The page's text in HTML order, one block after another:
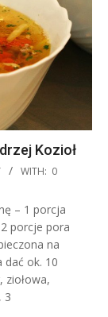
Kozioł
WITH: 0
– 1 porcja
porcje pora
na
ok. 10
ziołowa,
3